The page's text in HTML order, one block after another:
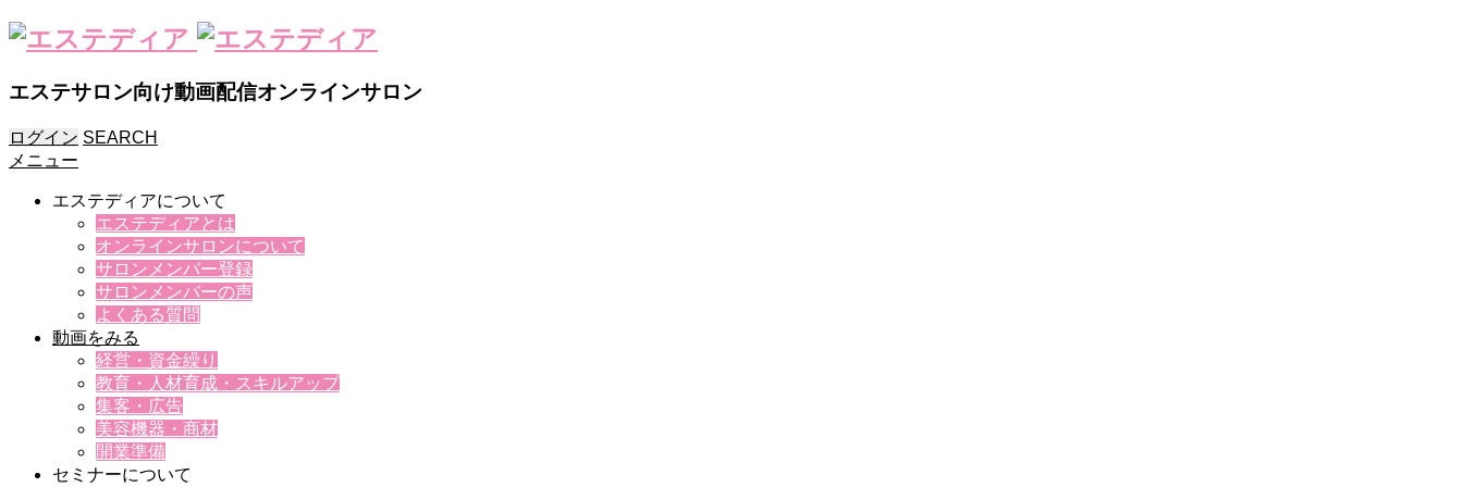
エステサロン向け動画配信オンラインサロン
ログイン SEARCH
メニュー
エステディアについて
エステディアとは
オンラインサロンについて
サロンメンバー登録
サロンメンバーの声
よくある質問
動画をみる
経営・資金繰り
教育・人材育成・スキルアップ
集客・広告
美容機器・商材
開業準備
セミナーについて